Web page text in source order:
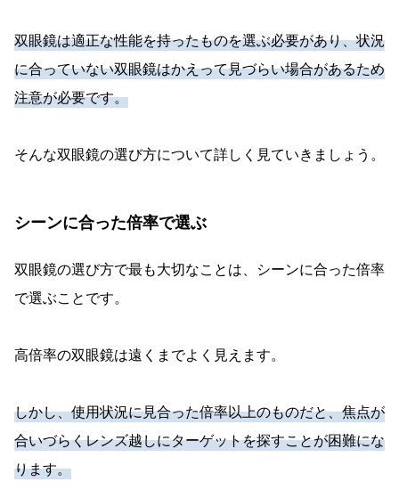
双眼鏡は適正な性能を持ったものを選ぶ必要があり、状況
に合っていない双眼鏡はかえって見づらい場合があるため
注意が必要です。
そんな双眼鏡の選び方について詳しく見ていきましょう。
シーンに合った倍率で選ぶ
双眼鏡の選び方で最も大切なことは、シーンに合った倍率
で選ぶことです。
高倍率の双眼鏡は遠くまでよく見えます。
しかし、使用状況に見合った倍率以上のものだと、焦点が
合いづらくレンズ越しにターゲットを探すことが困難にな
ります。